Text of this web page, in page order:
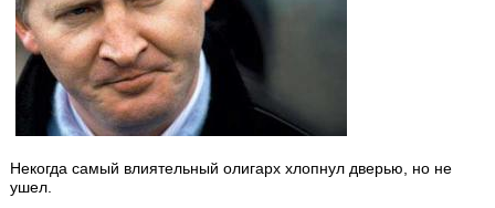
Некогда самый влиятельный олигарх хлопнул дверью, но не
ушел.